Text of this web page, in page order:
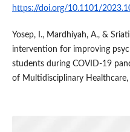
https://doi.org/10.1101/
Yosep, I., Mardhiyah, A., &
intervention for improving
students during COVID-19
of Multidisciplinary